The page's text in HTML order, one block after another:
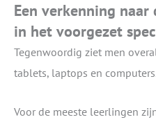
Een verkenning
in het voorgezet
Tegenwoordig ziet men
tablets, laptops en
Voor de meeste leerlingen